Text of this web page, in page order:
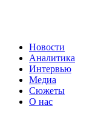
Новости
Аналитика
Интервью
Медиа
Сюжеты
О нас